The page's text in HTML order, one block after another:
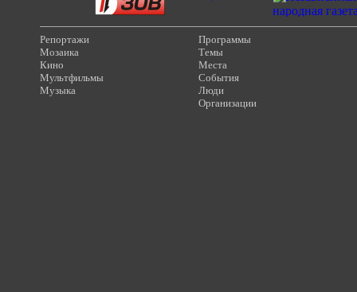
Репортажи
Мозаика
Кино
Мультфильмы
Музыка
Программы
Темы
Места
События
Люди
Организации